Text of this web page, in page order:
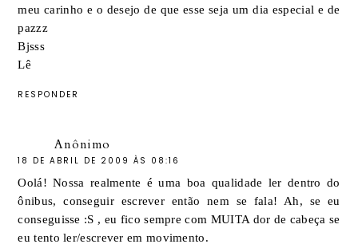
meu carinho e o desejo de que esse seja um dia especial e de
pazzz
Bjsss
Lê
RESPONDER
Anônimo
18 DE ABRIL DE 2009 ÀS 08:16
Oolá! Nossa realmente é uma boa qualidade ler dentro do
ônibus, conseguir escrever então nem se fala! Ah, se eu
conseguisse :S , eu fico sempre com MUITA dor de cabeça se
eu tento ler/escrever em movimento.